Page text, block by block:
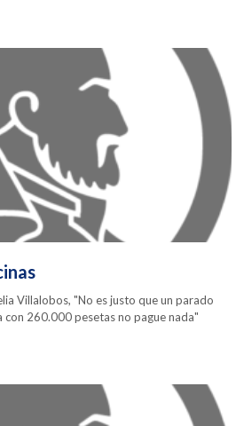
Villalobos, "No es justo que un parado
con 260.000 pesetas no pague nada"